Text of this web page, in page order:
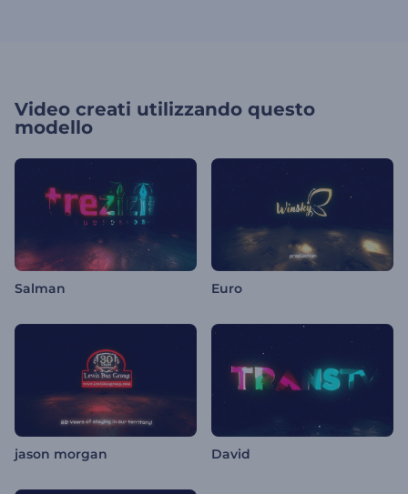
Video creati utilizzando questo
modello
Salman Euro
jason morgan David